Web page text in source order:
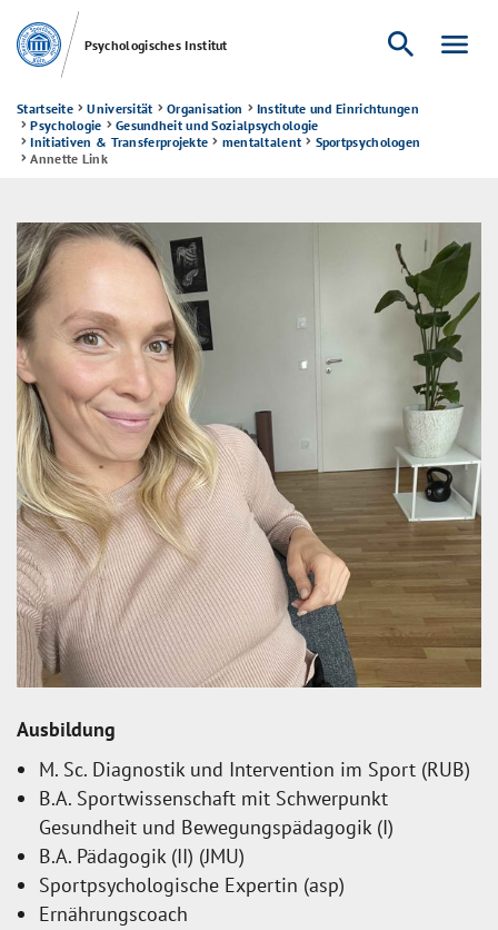
Psychologisches Institut search menu
Startseite Universität Organisation
Institute und Einrichtungen
Psychologie
Gesundheit und Sozialpsychologie
Initiativen & Transferprojekte
mentaltalent
Sportpsychologen
Annette Link
Ausbildung
M. Sc. Diagnostik und Intervention im Sport (RUB)
B.A. Sportwissenschaft mit Schwerpunkt
Gesundheit und Bewegungspädagogik (I)
B.A. Pädagogik (II) (JMU)
Sportpsychologische Expertin (asp)
Ernährungscoach